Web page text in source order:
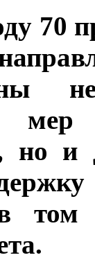
70
но и